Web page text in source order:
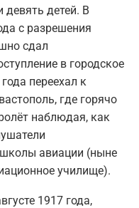
девять детей. В
с разрешения
сдал
в городское
переехал к
где горячо
наблюдая, как
авиации (ныне
училище).
1917 года,